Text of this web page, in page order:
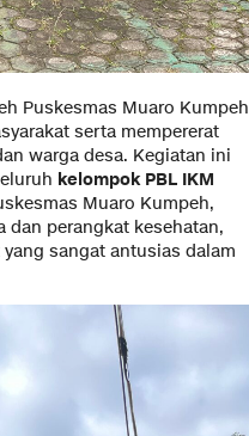
Puskesmas Muaro Kumpeh
serta mempererat
warga desa. Kegiatan ini
kelompok PBL IKM
Muaro Kumpeh,
dan perangkat kesehatan,
sangat antusias dalam